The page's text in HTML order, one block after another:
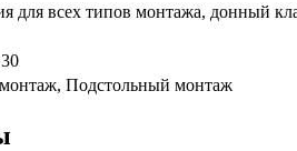
для всех типов монтажа, донный
Подстольный монтаж